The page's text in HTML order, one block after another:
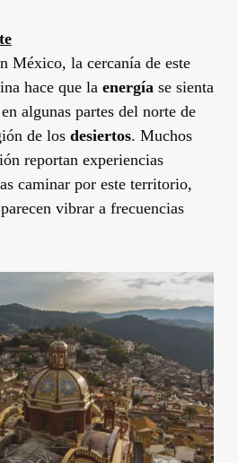
México, la cercanía de este
hace que la energía se sienta
algunas partes del norte de
de los desiertos. Muchos
reportan experiencias
caminar por este territorio,
vibrar a frecuencias